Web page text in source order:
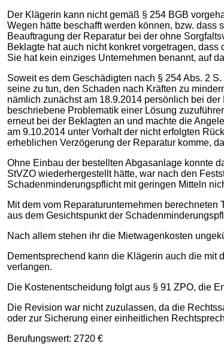
Der Klägerin kann nicht gemäß § 254 BGB
Wegen hätte beschafft werden können, bzw. dass
Beauftragung der Reparatur bei der ohne
Beklagte hat auch nicht konkret vorgetragen,
Sie hat kein einziges Unternehmen benannt, auf
Soweit es dem Geschädigten nach § 254 Abs. 2
seine zu tun, den Schaden nach Kräften zu
nämlich zunächst am 18.9.2014 persönlich bei
beschriebene Problematik einer Lösung
erneut bei der Beklagten an und machte die
am 9.10.2014 unter Vorhalt der nicht erfolgten
erheblichen Verzögerung der Reparatur komme,
Ohne Einbau der bestellten Abgasanlage konnte
StVZO wiederhergestellt hätte, war nach den
Schadenminderungspflicht mit geringen Mitteln
Mit dem vom Reparaturunternehmen
aus dem Gesichtspunkt der
Nach allem stehen ihr die Mietwagenkosten
Dementsprechend kann die Klägerin auch die
verlangen.
Die Kostenentscheidung folgt aus § 91 ZPO, die
Die Revision war nicht zuzulassen, da die
oder zur Sicherung einer einheitlichen
Berufungswert: 2720 €